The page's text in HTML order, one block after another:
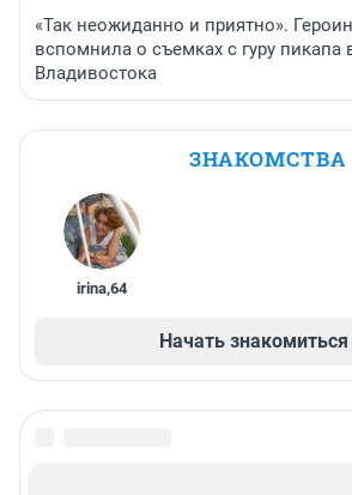
«Так неожиданно и приятно».
вспомнила о съемках с гуру пикапа
Владивостока
ЗНАКОМСТВА
irina,64
Начать знакомиться